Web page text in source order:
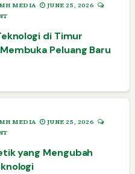
MEDIA
JUNE 25, 2026
di Timur
Peluang Baru
MEDIA
JUNE 25, 2026
yang Mengubah